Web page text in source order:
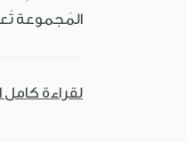
المَجموعة
لقراءة